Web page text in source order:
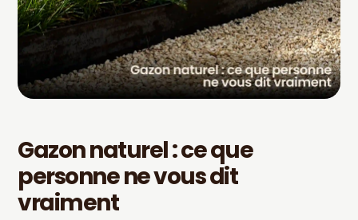
Gazon naturel : ce que
personne ne vous dit
vraiment